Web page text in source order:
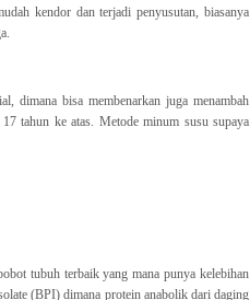
kendor dan terjadi penyusutan, biasanya
dimana bisa membenarkan juga menambah
tahun ke atas. Metode minum susu supaya
tubuh terbaik yang mana punya kelebihan
(BPI) dimana protein anabolik dari daging